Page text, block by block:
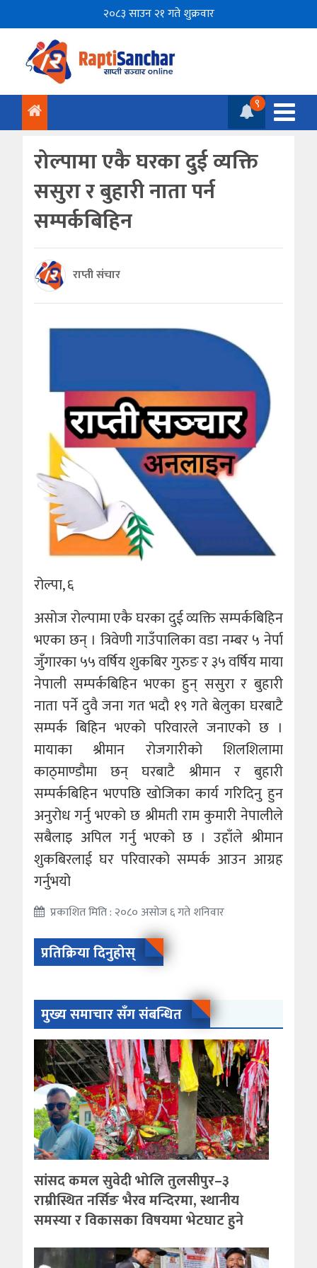
२०८३ साउन २१ गते शुक्रवार
९
रोल्पामा एकै घरका दुई व्यक्ति
ससुरा र बुहारी नाता पर्न
सम्पर्कबिहिन
राप्ती संचार
रोल्पा, ६
असोज रोल्पामा एकै घरका दुई व्यक्ति सम्पर्कबिहिन
भएका छन् । त्रिवेणी गाउँपालिका वडा नम्बर ५ नेर्पा
जुँगारका ५५ वर्षिय शुकबिर गुरुङ र ३५ वर्षिय माया
नेपाली सम्पर्कबिहिन भएका हुन् ससुरा र बुहारी
नाता पर्ने दुवै जना गत भदौ १९ गते बेलुका घरबाटै
सम्पर्क बिहिन भएको परिवारले जनाएको छ ।
मायाका श्रीमान रोजगारीको शिलशिलामा
काठ्माण्डौमा छन् घरबाटै श्रीमान र बुहारी
सम्पर्कबिहिन भएपछि खोजिका कार्य गरिदिनु हुन
अनुरोध गर्नु भएको छ श्रीमती राम कुमारी नेपालीले
सबैलाइ अपिल गर्नु भएको छ । उहाँले श्रीमान
शुकबिरलाई घर परिवारको सम्पर्क आउन आग्रह
गर्नुभयो
प्रकाशित मिति : २०८० असोज ६ गते शनिवार
प्रतिक्रिया दिनुहोस्
मुख्य समाचार सँग संबन्धित
सांसद कमल सुवेदी भोलि तुलसीपुर–३
राम्रीस्थित नर्सिङ भैरव मन्दिरमा, स्थानीय
समस्या र विकासका विषयमा भेटघाट हुने